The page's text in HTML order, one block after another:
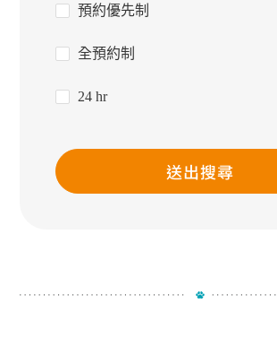
預約優先制
全預約制
24 hr
送出搜尋